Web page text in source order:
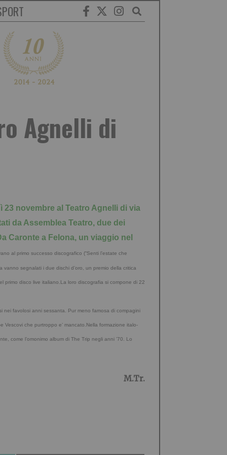
Agnelli di
23 novembre al Teatro Agnelli di via
da Assemblea Teatro, due dei
Caronte a Felona, un viaggio nel
al primo successo discografico (“Senti l’estate che
segnalati i due dischi d’oro, un premio della critica
primo disco live italiano.La loro discografia si compone di 22
nei favolosi anni sessanta. Pur meno famosa di compagini
Vescovi che purtroppo e’ mancato.Nella formazione italo-
come l’omonimo album di The Trip negli anni ’70. Lo
M.Tr.